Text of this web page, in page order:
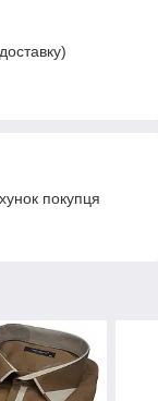
покупця